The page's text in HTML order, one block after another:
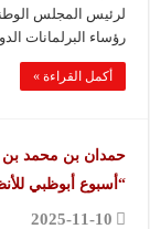
لرئيس المجلس
رؤساء البرلمانات
أكمل القراءة »
حمدان بن محمد بن
“أسبوع أبوظبي
2025-11-10